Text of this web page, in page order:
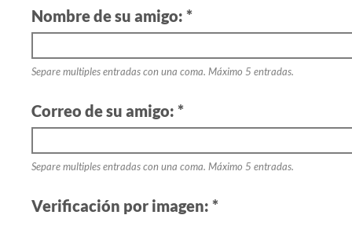
Nombre de su amigo: *
Separe multiples entradas con una coma. Máximo 5 entradas.
Correo de su amigo: *
Separe multiples entradas con una coma. Máximo 5 entradas.
Verificación por imagen: *